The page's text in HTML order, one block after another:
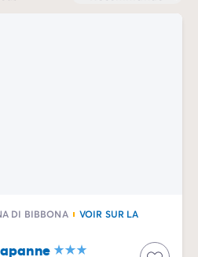
DI BIBBONA
VOIR SUR LA